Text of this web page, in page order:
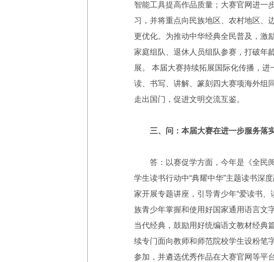
智能工具提高作品质量；大赛官网进一
习，并将重点向民族地区、农村地区、
更优化。为推动中华经典全民普及，激
家庭组队、退休人员组队参赛，打破年
展。 本届大赛持续拓展国际化传播，
读、书写、讲解、篆刻四大赛项海外组
走出国门，促进文明交流互鉴。
三、问：本届大赛在进一步服务落
答：以赛促学方面，今年是《全民阅
学生读书行动中“典耀中华”主题读书深
家开展专题讲座，引导青少年“爱读书
族青少年掌握和使用好国家通用语言文
当代经典，鼓励用好统编语文教材经典
续专门面向教师和师范院校学生设粉笔
参加，并遴选优秀作品在大赛官网等平